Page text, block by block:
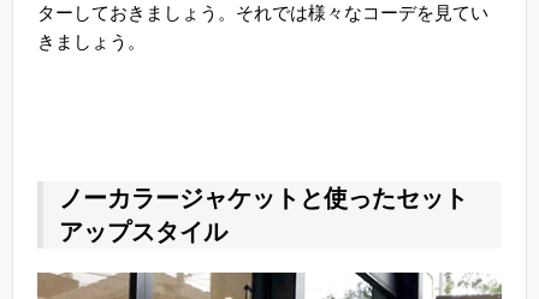
ターしておきましょう。それでは様々なコーデを見てい
きましょう。
ノーカラージャケットと使ったセット
アップスタイル